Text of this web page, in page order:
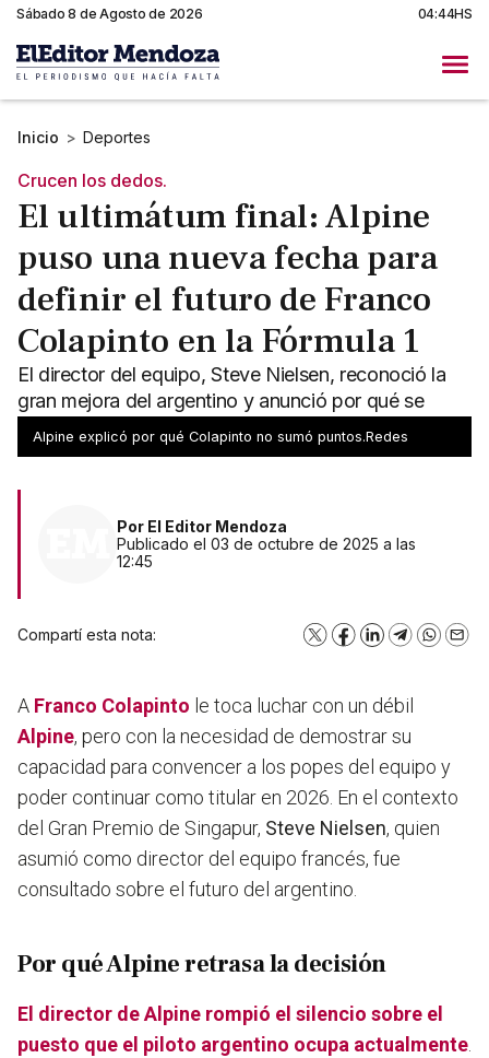
Sábado 8 de Agosto de 2026 04:44HS
Inicio > Deportes
Crucen los dedos.
El ultimátum final: Alpine
puso una nueva fecha para
definir el futuro de Franco
Colapinto en la Fórmula 1
El director del equipo, Steve Nielsen, reconoció la
gran mejora del argentino y anunció por qué se
retrasará la decisión sobre su continuidad.
Alpine explicó por qué Colapinto no sumó puntos.Redes
Por El Editor Mendoza
Publicado el 03 de octubre de 2025 a las
12:45
Compartí esta nota: X Facebook
LinkedInTelegram
A Franco Colapinto le toca luchar con un débil
Alpine, pero con la necesidad de demostrar su
capacidad para convencer a los popes del equipo y
poder continuar como titular en 2026. En el contexto
del Gran Premio de Singapur, Steve Nielsen, quien
asumió como director del equipo francés, fue
consultado sobre el futuro del argentino.
Por qué Alpine retrasa la decisión
El director de Alpine rompió el silencio sobre el
puesto que el piloto argentino ocupa actualmente